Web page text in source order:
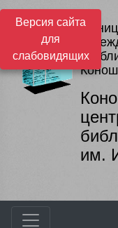
Версия сайта
для
слабовидящих
им.